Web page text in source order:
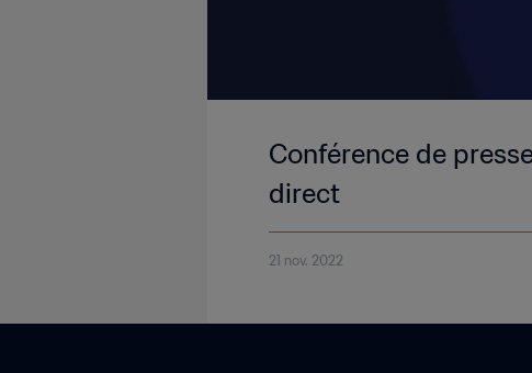
Conférence de
direct
21 nov. 2022